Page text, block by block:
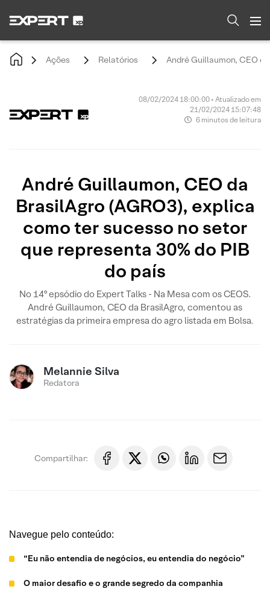
Ações Relatórios André Guillaumon, CEO
08/02/2024 18:00:00 • Atualizado em
21/02/2024 15:07:48
6 minutos de leitura
André Guillaumon, CEO da
BrasilAgro (AGRO3), explica
como ter sucesso no setor
que representa 30% do PIB
do país
No 14º epsódio do Expert Talks - Na Mesa com os CEOS.
André Guillaumon, CEO da BrasilAgro, comentou as
estratégias da primeira empresa do agro listada em Bolsa.
Melannie Silva
Redatora
Compartilhar:
Navegue pelo conteúdo:
“Eu não entendia de negócios, eu entendia do negócio”
O maior desafio e o grande segredo da companhia